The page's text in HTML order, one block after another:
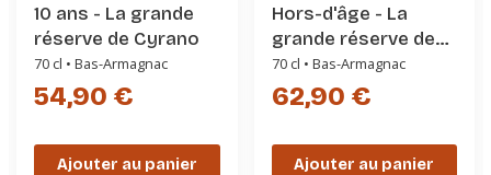
10 ans - La grande
réserve de Cyrano
70 cl • Bas-Armagnac
54,90 €
Ajouter au panier
Hors-d'âge - La
grande réserve de
Cyrano
70 cl • Bas-Armagnac
62,90 €
Ajouter au panier